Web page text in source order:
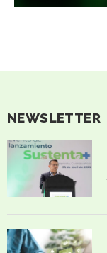
NEWSLETTER